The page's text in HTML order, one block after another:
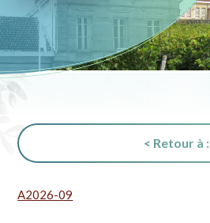
< Retour à :
A2026-09